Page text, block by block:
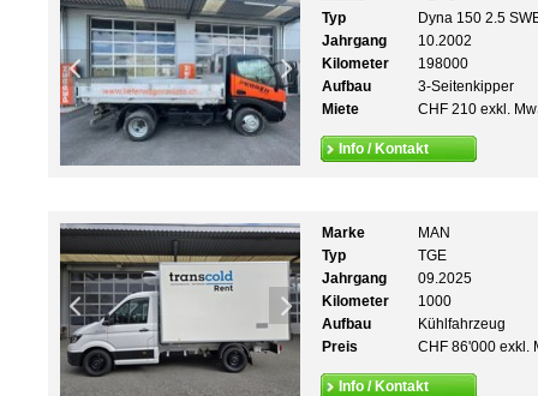
Typ
Dyna 150 2.5
Jahrgang
10.2002
Kilometer
198000
Aufbau
3-Seitenkipper
Miete
CHF 210 exkl.
Info / Kontakt
Marke
MAN
Typ
TGE
Jahrgang
09.2025
Kilometer
1000
Aufbau
Kühlfahrzeug
Preis
CHF 86'000 exkl.
Info / Kontakt